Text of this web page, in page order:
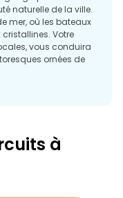
naturelle de la ville.
mer, où les bateaux
Votre
vous conduira
ornées de
tropicaux, et
quotidienne.
sans une montée
à